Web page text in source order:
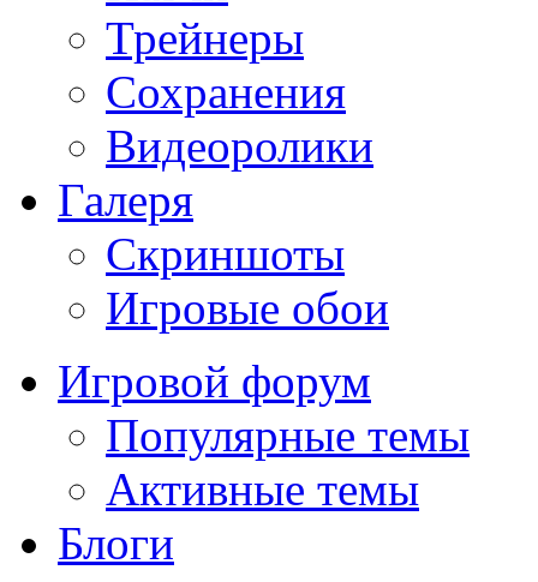
Трейнеры
Сохранения
Видеоролики
Галеря
Скриншоты
Игровые обои
Игровой форум
Популярные темы
Активные темы
Блоги